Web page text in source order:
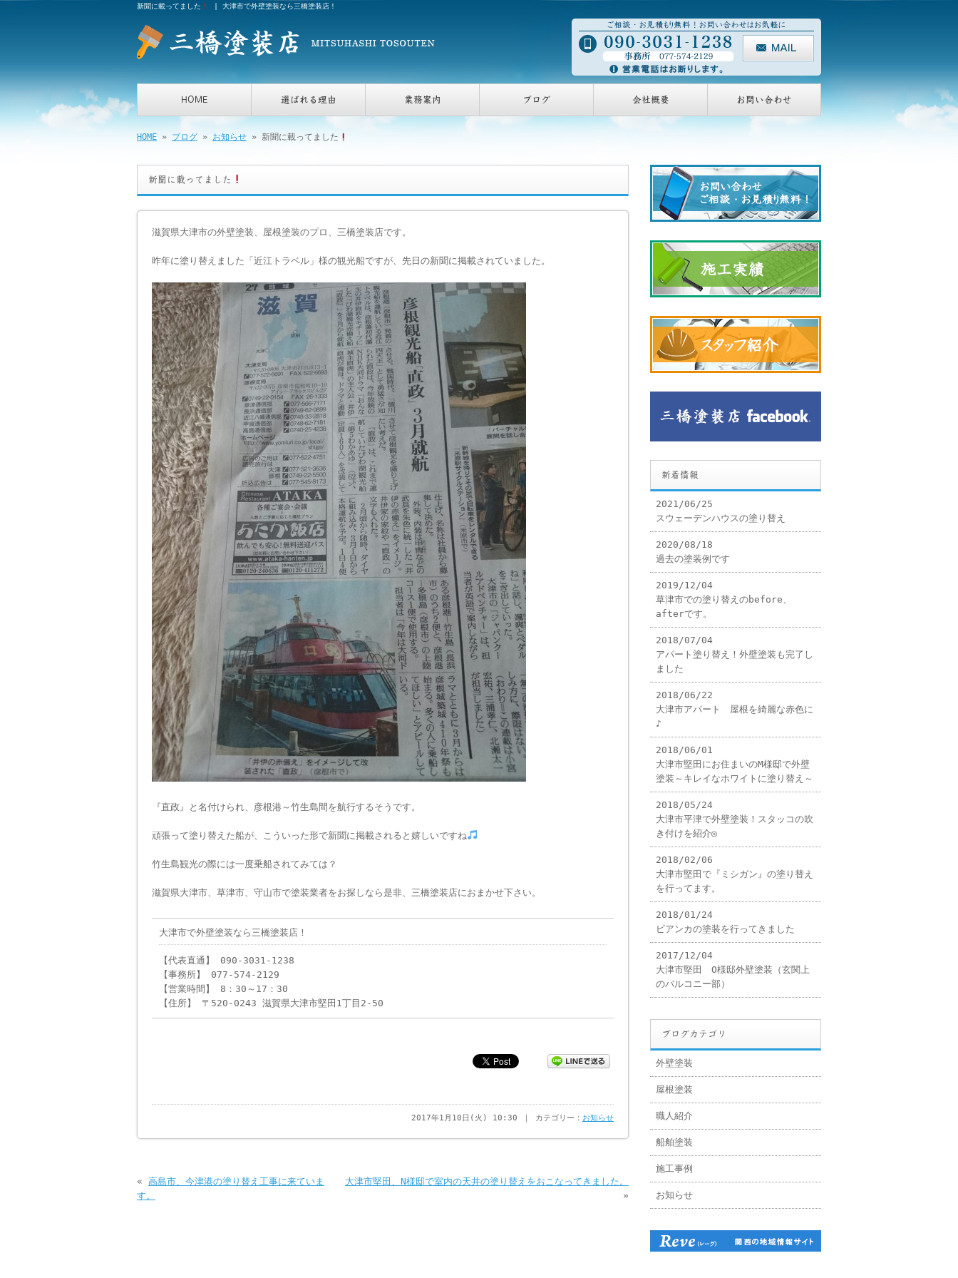
新聞に載ってました | 大津市で外壁塗装なら三橋塗装店！
HOME 選ばれる理由 業務案内 ブログ 会社概要 お問い合わせ
HOME » ブログ » お知らせ » 新聞に載ってました
新聞に載ってました
滋賀県大津市の外壁塗装、屋根塗装のプロ、三橋塗装店です。
昨年に塗り替えました「近江トラベル」様の観光船ですが、先日の新聞に掲載されていました。
『直政』と名付けられ、彦根港～竹生島間を航行するそうです。
頑張って塗り替えた船が、こういった形で新聞に掲載されると嬉しいですね
竹生島観光の際には一度乗船されてみては？
滋賀県大津市、草津市、守山市で塗装業者をお探しなら是非、三橋塗装店におまかせ下さい。
大津市で外壁塗装なら三橋塗装店！
【代表直通】 090-3031-1238
【事務所】 077-574-2129
【営業時間】 8：30～17：30
【住所】 〒520-0243 滋賀県大津市堅田1丁目2-50
2017年1月10日(火) 10:30 ｜ カテゴリー： お知らせ
« 高島市、今津港の塗り替え工事に来ていま
す。
大津市堅田、N様邸で室内の天井の塗り替えをおこなってきました。
»
新着情報
2021/06/25
スウェーデンハウスの塗り替え
2020/08/18
過去の塗装例です
2019/12/04
草津市での塗り替えのbefore、
afterです。
2018/07/04
アパート塗り替え！外壁塗装も完了し
ました
2018/06/22
大津市アパート 屋根を綺麗な赤色に
♪
2018/06/01
大津市堅田にお住まいのM様邸で外壁
塗装～キレイなホワイトに塗り替え～
2018/05/24
大津市平津で外壁塗装！スタッコの吹
き付けを紹介◎
2018/02/06
大津市堅田で『ミシガン』の塗り替え
を行ってます。
2018/01/24
ビアンカの塗装を行ってきました
2017/12/04
大津市堅田 O様邸外壁塗装（玄関上
のバルコニー部）
ブログカテゴリ
外壁塗装
屋根塗装
職人紹介
船舶塗装
施工事例
お知らせ